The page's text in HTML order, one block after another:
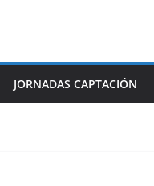
JORNADAS CAPTACIÓN